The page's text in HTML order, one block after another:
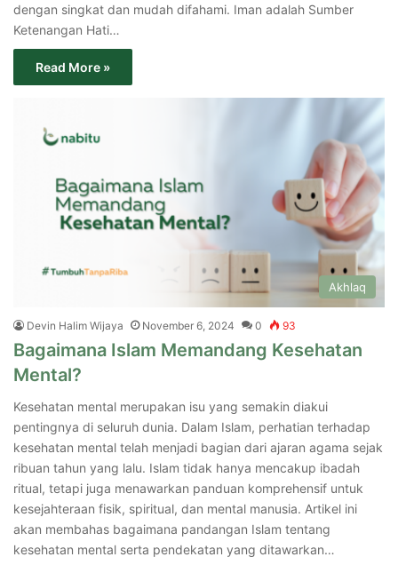
dengan singkat dan mudah difahami. Iman adalah Sumber
Ketenangan Hati…
Read More »
Akhlaq
Devin Halim Wijaya November 6, 2024 0 93
Bagaimana Islam Memandang Kesehatan
Mental?
Kesehatan mental merupakan isu yang semakin diakui
pentingnya di seluruh dunia. Dalam Islam, perhatian terhadap
kesehatan mental telah menjadi bagian dari ajaran agama sejak
ribuan tahun yang lalu. Islam tidak hanya mencakup ibadah
ritual, tetapi juga menawarkan panduan komprehensif untuk
kesejahteraan fisik, spiritual, dan mental manusia. Artikel ini
akan membahas bagaimana pandangan Islam tentang
kesehatan mental serta pendekatan yang ditawarkan…